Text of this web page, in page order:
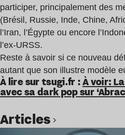
participer, principalement des
(Brésil, Russie, Inde, Chine,
l’Iran, l’Égypte ou encore
l’ex-URSS.
Reste à savoir si ce nouveau
autant que son illustre modèle
À lire sur tsugi.fr :À voir:
avec sa dark pop sur
Articles